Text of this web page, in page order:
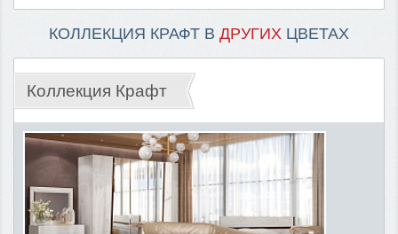
КОЛЛЕКЦИЯ КРАФТ В ДРУГИХ ЦВЕТАХ
Коллекция Крафт